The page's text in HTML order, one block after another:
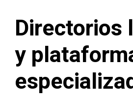
Directorios
y